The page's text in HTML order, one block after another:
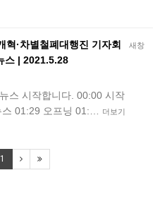
새창
혁·차별철폐대행진 기자회
스 | 2021.5.28
스 시작합니다. 00:00 시작
01:29 오프닝 01:…
더보기
1